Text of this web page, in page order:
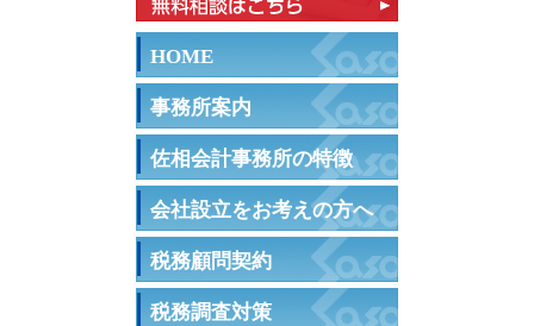
HOME
事務所案内
佐相会計事務所の特徴
会社設立をお考えの方へ
税務顧問契約
税務調査対策